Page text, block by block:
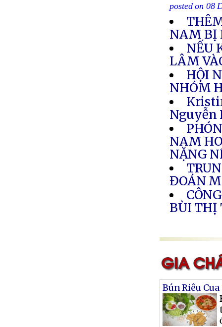
posted on 08
NAM BỊ
NẾU
LÂM
HỘI
NHÓM
Nguyễn
NAM
NẶNG
ĐOÁN
BÙI THỊ
Bún Riêu Cua